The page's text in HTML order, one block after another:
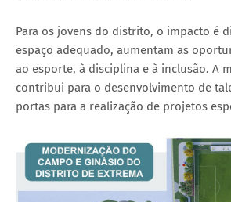
Para os jovens do distrito, o impacto é
espaço adequado, aumentam as
ao esporte, à disciplina e à inclusão. A
contribui para o desenvolvimento de
portas para a realização de projetos